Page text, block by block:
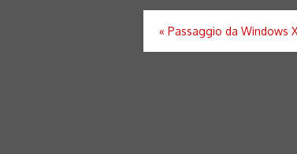
Navigazione
articoli
« Passaggio da Windows